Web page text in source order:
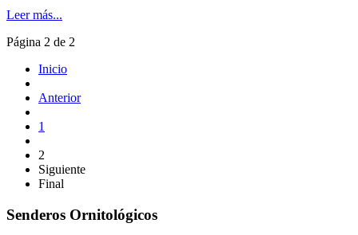
Leer más...
Página 2 de 2
Inicio
Anterior
1
2
Siguiente
Final
Senderos Ornitológicos